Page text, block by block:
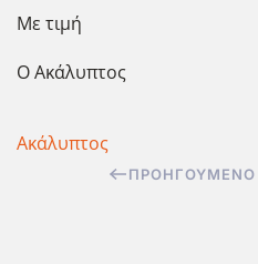
Με τιμή
Ο Ακάλυπτος
Ακάλυπτος
ΠΡΟΗΓΟΎΜΕΝΟ